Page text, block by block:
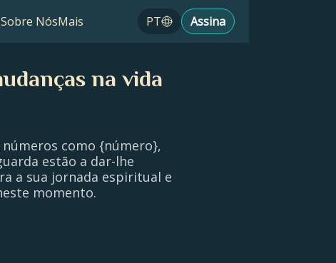
Sobre NósMais PT Assina
na vida
números como {número},
estão a dar-lhe
a sua jornada espiritual e
momento.